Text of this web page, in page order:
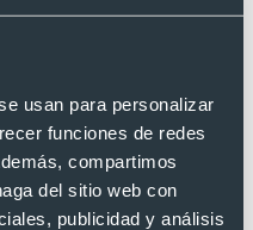
usan para personalizar
funciones de redes
compartimos
del sitio web con
publicidad y análisis
Llaveros Anti estrés